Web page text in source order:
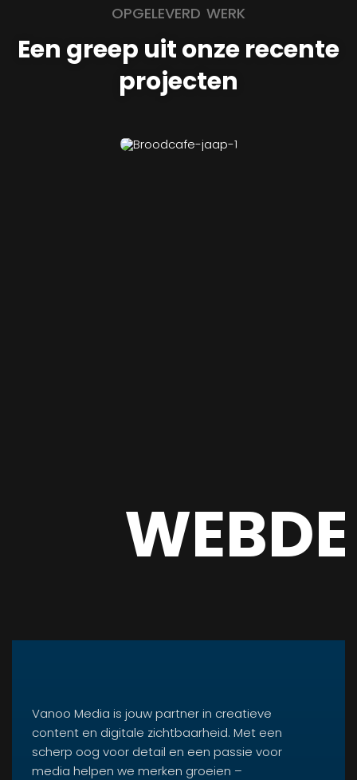
OPGELEVERD WERK
Een greep uit onze recente
projecten
Vanoo Media is jouw partner in creatieve
content en digitale zichtbaarheid. Met een
scherp oog voor detail en een passie voor
media helpen we merken groeien –